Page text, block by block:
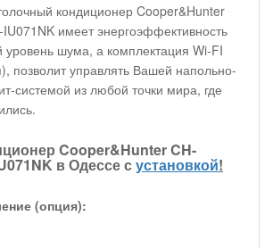
кондиционер Cooper&Hunter
имеет энергоэффективность
уровень шума, а комплектация Wi-FI
позволит управлять Вашей напольно-
системой из любой точки мира, где
Cooper&Hunter CH-
в Одессе сустановкой!
(опция):